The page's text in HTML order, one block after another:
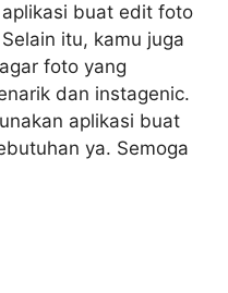
buat edit foto
itu, kamu juga
foto yang
dan instagenic.
aplikasi buat
ya. Semoga